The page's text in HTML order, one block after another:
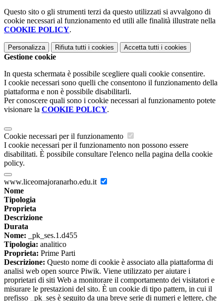
Questo sito o gli strumenti terzi da questo utilizzati si avvalgono di
cookie necessari al funzionamento ed utili alle finalità illustrate nella
COOKIE POLICY.
Personalizza Rifiuta tutti i cookies Accetta tutti i cookies
Gestione cookie
In questa schermata è possibile scegliere quali cookie consentire.
I cookie necessari sono quelli che consentono il funzionamento della
piattaforma e non è possibile disabilitarli.
Per conoscere quali sono i cookie necessari al funzionamento potete
visionare la COOKIE POLICY.
Cookie necessari per il funzionamento
I cookie necessari per il funzionamento non possono essere
disabilitati. È possibile consultare l'elenco nella pagina della cookie
policy.
www.liceomajoranarho.edu.it
Nome
Tipologia
Proprieta
Descrizione
Durata
Nome: _pk_ses.1.d455
Tipologia: analitico
Proprieta: Prime Parti
Descrizione: Questo nome di cookie è associato alla piattaforma di
analisi web open source Piwik. Viene utilizzato per aiutare i
proprietari di siti Web a monitorare il comportamento dei visitatori e
misurare le prestazioni del sito. È un cookie di tipo pattern, in cui il
prefisso _pk_ses è seguito da una breve serie di numeri e lettere, che